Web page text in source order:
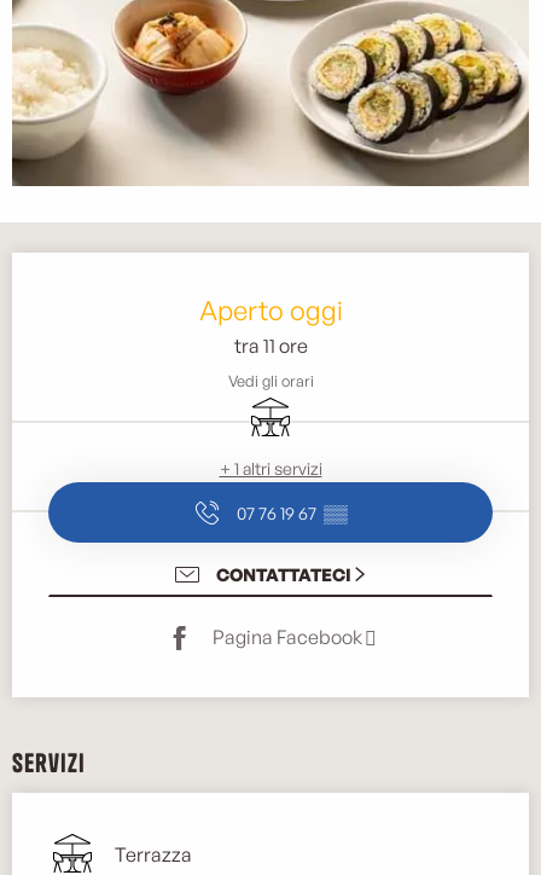
Aperto oggi
tra 11 ore
Vedi gli orari
Terrazza
+ 1 altri servizi
07 76 19 67 ▒▒
CONTATTATECI
Pagina Facebook
Servizi
Terrazza